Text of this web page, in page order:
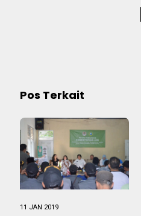
Pos Terkait
11 JAN 2019